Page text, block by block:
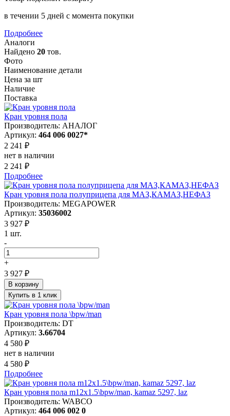
в течении 5 дней с момента покупки
Подробнее
Аналоги
Найдено 20 тов.
Фото
Наименование детали
Цена за шт
Наличие
Поставка
Кран уровня пола
Производитель: АНАЛОГ
Артикул: 464 006 0027*
2 241 ₽
нет в наличии
2 241 ₽
Подробнее
Кран уровня пола полуприцепа для МАЗ,КАМАЗ,НЕФАЗ
Производитель: MEGAPOWER
Артикул: 35036002
3 927 ₽
1 шт.
-
+
3 927 ₽
В корзину
Купить в 1 клик
Кран уровня пола \bpw/man
Производитель: DT
Артикул: 3.66704
4 580 ₽
нет в наличии
4 580 ₽
Подробнее
Кран уровня пола m12x1.5\bpw/man, kamaz 5297, laz
Производитель: WABCO
Артикул: 464 006 002 0